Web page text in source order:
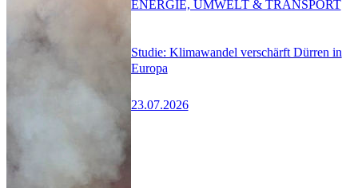
Studie: Klimawandel verschärft Dürren in
Europa
23.07.2026
ENERGIE, UMWELT & TRANSPORT